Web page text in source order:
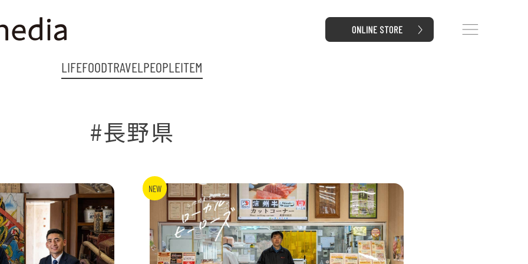
LIFEFOODTRAVELPEOPLEITEM
#長野県
NEW